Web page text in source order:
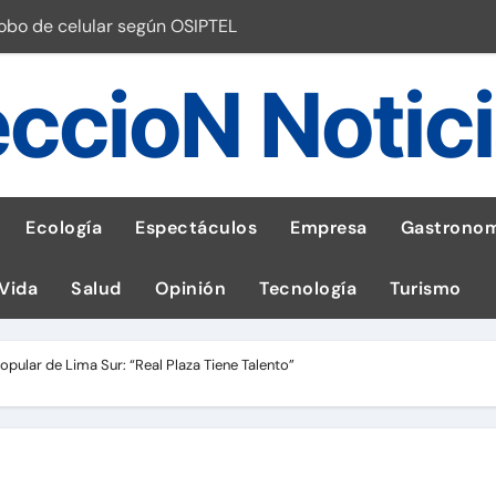
de celular según OSIPTEL
¡Descarga la app de Meridianbet y gana una jugada gratis
inspirado en la fuerza de un volcán
1,600 equipos educativos
por ignorar distancias de seguridad
de GEI en sus operaciones
Ecología Espectáculos Empresa
Salud Opinión Tecnología Turismo
de Lima Sur: “Real Plaza Tiene Talento”